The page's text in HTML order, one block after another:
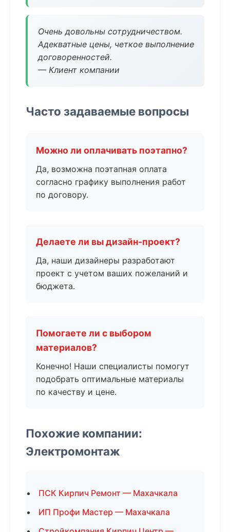
Очень довольны сотрудничеством.
Адекватные цены, четкое выполнение
договоренностей.
— Клиент компании
Часто задаваемые вопросы
Можно ли оплачивать поэтапно?
Да, возможна поэтапная оплата
согласно графику выполнения работ
по договору.
Делаете ли вы дизайн-проект?
Да, наши дизайнеры разработают
проект с учетом ваших пожеланий и
бюджета.
Помогаете ли с выбором
материалов?
Конечно! Наши специалисты помогут
подобрать оптимальные материалы
по качеству и цене.
Похожие компании:
Электромонтаж
ПСК Кирпич Ремонт — Махачкала
ИП Профи Мастер — Махачкала